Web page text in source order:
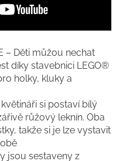
– Děti můžou nechat
díky stavebnici LEGO®
holky, kluky a
květináři si postaví bílý
růžový leknín. Oba
takže si je lze vystavit
jsou sestaveny z